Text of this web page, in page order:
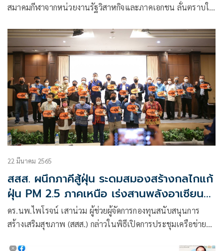
สมาคมกีฬาจากหน่วยงานรัฐวิสาหกิจและภาคเอกชน ลั่นตราบใด
ปราศจากการทุจริตประพฤติมิชอบ ใช้งบอย่างถูกต้อง
22 มีนาคม 2565
สสส. ผนึกภาคีสู้ฝุ่น ระดมสมองสร้างกลไกแก้
ฝุ่น PM 2.5 ภาคเหนือ เร่งสานพลังอาเซียน
จัดการปัญหาหมอกควันข้ามแดน
ดร.นพ.ไพโรจน์ เสาน่วม ผู้ช่วยผู้จัดการกองทุนสนับสนุนการ
สร้างเสริมสุขภาพ (สสส.) กล่าวในพิธีเปิดการประชุมเครือข่าย